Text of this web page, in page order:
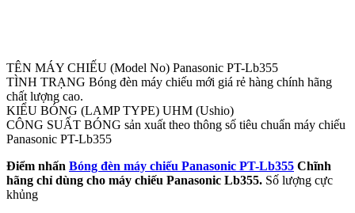
TÊN MÁY CHIẾU (Model No) Panasonic PT-Lb355
TÌNH TRẠNG Bóng đèn máy chiếu mới giá rẻ hàng chính hãng
chất lượng cao.
KIỂU BÓNG (LAMP TYPE) UHM (Ushio)
CÔNG SUẤT BÓNG sản xuất theo thông số tiêu chuẩn máy chiếu
Panasonic PT-Lb355
Điểm nhấn Bóng đèn máy chiếu Panasonic PT-Lb355 Chĩnh
hãng chỉ dùng cho máy chiếu Panasonic Lb355. Số lượng cực
khủng